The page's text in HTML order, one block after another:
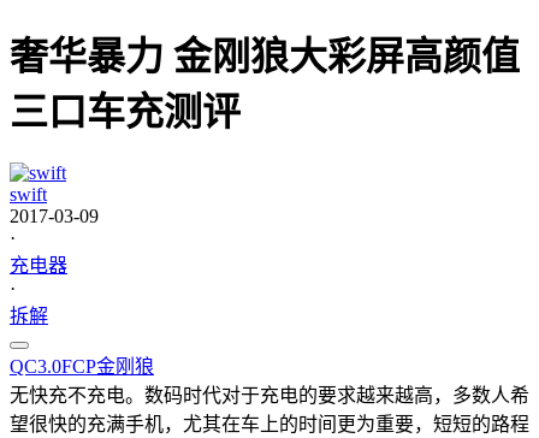
奢华暴力 金刚狼大彩屏高颜值
三口车充测评
swift
2017-03-09
·
充电器
·
拆解
QC3.0FCP金刚狼
无快充不充电。数码时代对于充电的要求越来越高，多数人希
望很快的充满手机，尤其在车上的时间更为重要，短短的路程